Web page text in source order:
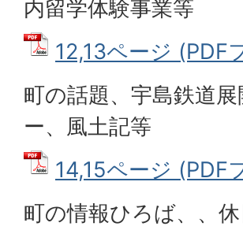
内留学体験事業等
12,13ページ (PDF
町の話題、宇島鉄道
ー、風土記等
14,15ページ (PDF
町の情報ひろば、、